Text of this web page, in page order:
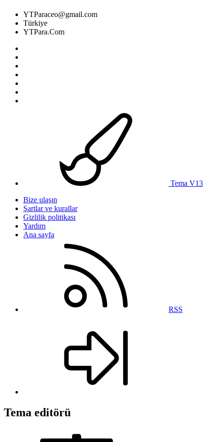
YTParaceo@gmail.com
Türkiye
YTPara.Com
Tema V13
Bize ulaşın
Şartlar ve kurallar
Gizlilik politikası
Yardım
Ana sayfa
RSS
Tema editörü